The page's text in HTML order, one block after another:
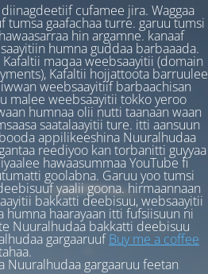
cufamee jira. Waggaa
gaafachaa turre. garuu tumsi
hin argamne. kanaaf
humna guddaa barbaaada.
maqaa weebsaayitii (domain
Kafaltii hojjattoota barruulee
weebsaayitiif barbaachisan
malee weebsaayitii tokko yeroo
humnaa olii nutti taanaan waan
saatalaayitii ture. itti aansuun
appilikeeshina Nuuralhudaa
reediyoo kan torbanitti guyyaa
hawaasummaa YouTube fi
goolabna. Garuu yoo tumsi
yaalii goona. hirmaannaan
bakkatti deebisuu, websaayitii
haarayaan itti fufsiisuun ni
Nuuralhudaa bakkatti deebisuu
gargaaruufBuy me a coffee
Nuuralhudaa gargaaruu feetan